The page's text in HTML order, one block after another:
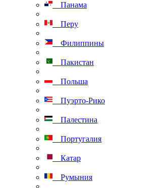
Панама
Перу
Филиппины
Пакистан
Польша
Пуэрто-Рико
Палестина
Португалия
Катар
Румыния